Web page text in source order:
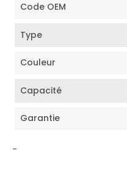
Code OEM
Type
Couleur
Capacité
Garantie
-